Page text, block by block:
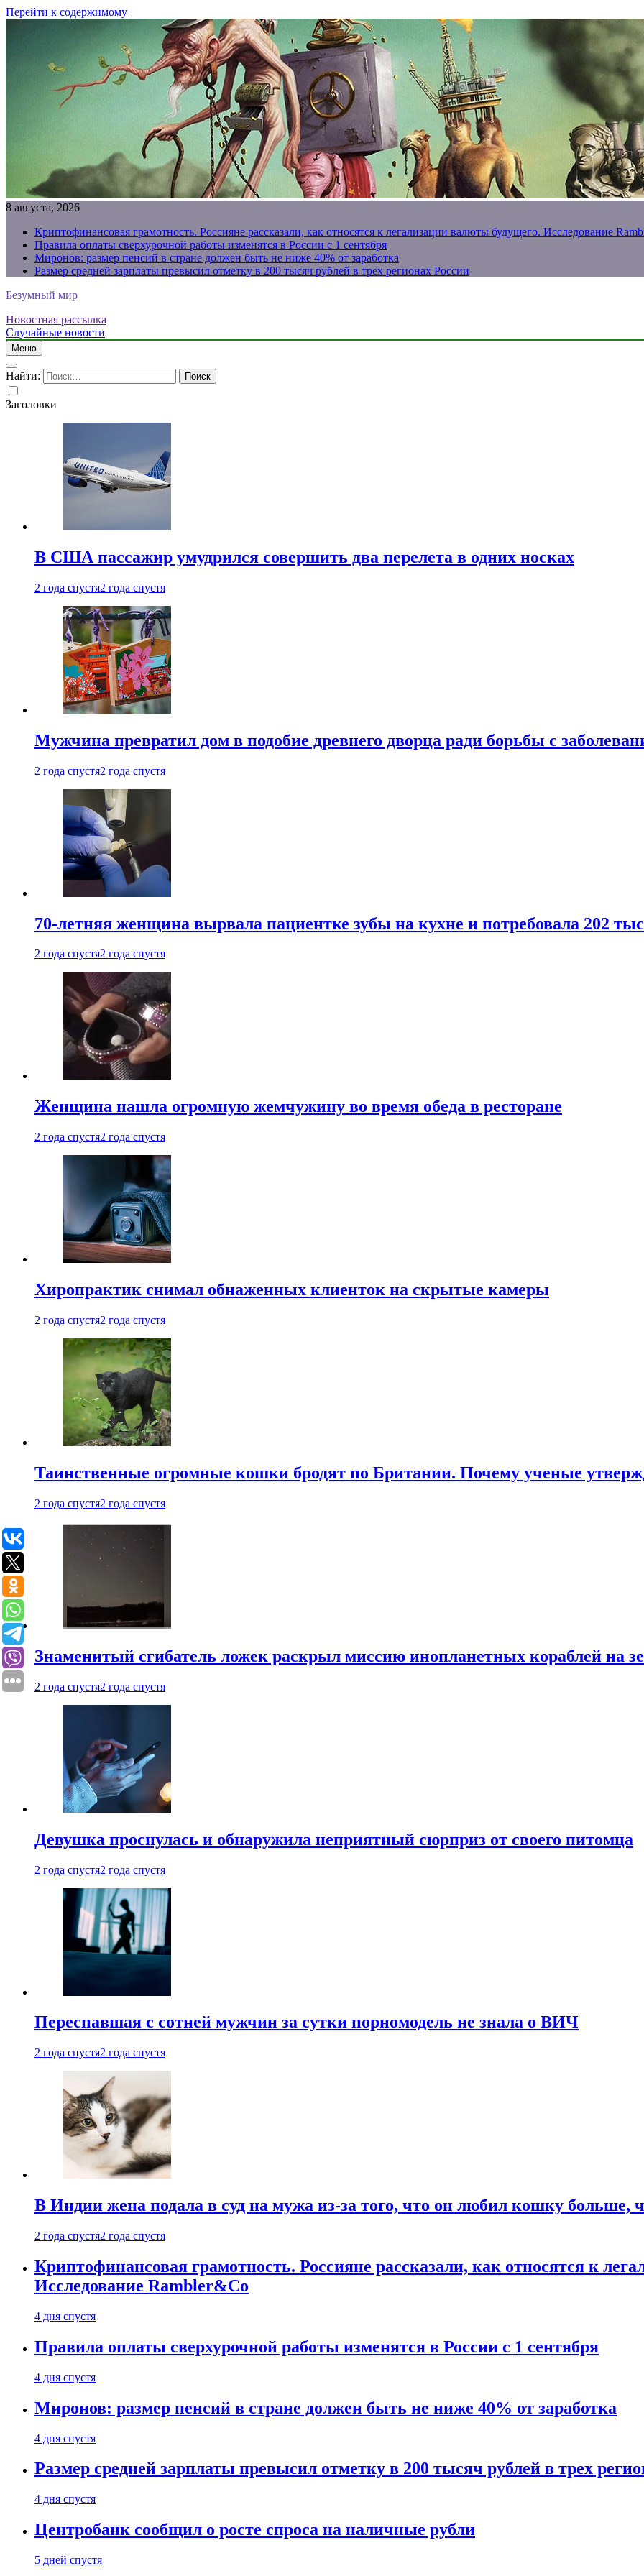
Перейти к содержимому
8 августа, 2026
Криптофинансовая грамотность. Россияне рассказали, как относятся к легализации валюты будущего. Исследование
Правила оплаты сверхурочной работы изменятся в России с 1 сентября
Миронов: размер пенсий в стране должен быть не ниже 40% от заработка
Размер средней зарплаты превысил отметку в 200 тысяч рублей в трех регионах России
Безумный мир
Новостная рассылка
Случайные новости
Меню
Найти:
Заголовки
В США пассажир умудрился совершить два перелета в одних носках
2 года спустя2 года спустя
Мужчина превратил дом в подобие древнего дворца ради борьбы с
2 года спустя2 года спустя
70-летняя женщина вырвала пациентке зубы на кухне и потребовала 202
2 года спустя2 года спустя
Женщина нашла огромную жемчужину во время обеда в ресторане
2 года спустя2 года спустя
Хиропрактик снимал обнаженных клиенток на скрытые камеры
2 года спустя2 года спустя
Таинственные огромные кошки бродят по Британии. Почему ученые
2 года спустя2 года спустя
Знаменитый сгибатель ложек раскрыл миссию инопланетных кораблей на
2 года спустя2 года спустя
Девушка проснулась и обнаружила неприятный сюрприз от своего питомца
2 года спустя2 года спустя
Переспавшая с сотней мужчин за сутки порномодель не знала о ВИЧ
2 года спустя2 года спустя
В Индии жена подала в суд на мужа из-за того, что он любил кошку больше,
2 года спустя2 года спустя
Криптофинансовая грамотность. Россияне рассказали, как относятся к
Исследование Rambler&Co
4 дня спустя
Правила оплаты сверхурочной работы изменятся в России с 1 сентября
4 дня спустя
Миронов: размер пенсий в стране должен быть не ниже 40% от заработка
4 дня спустя
Размер средней зарплаты превысил отметку в 200 тысяч рублей в трех
4 дня спустя
Центробанк сообщил о росте спроса на наличные рубли
5 дней спустя